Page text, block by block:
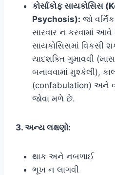
કોર્સાકોફ સાયકોસિસ
Psychosis): જો
સારવાર ન કરવામાં આવે
સાયકોસિસમાં વિકસી
યાદશક્તિ ગુમાવવી
બનાવવામાં મુશ્કેલી),
(confabulation) અને
જોવા મળે છે.
3. અન્ય લક્ષણો:
થાક અને નબળાઈ
ભૂખ ન લાગવી